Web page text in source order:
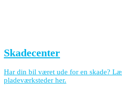
Skadecenter
Har din bil været ude for en skade?
pladeværksteder her.